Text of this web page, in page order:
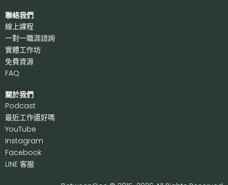
聯絡我們
線上課程
一對一職涯諮詢
實體工作坊
免費資源
FAQ
關於我們
Podcast
最近工作還好嗎
YouTube
Instagram
Facebook
LINE 客服